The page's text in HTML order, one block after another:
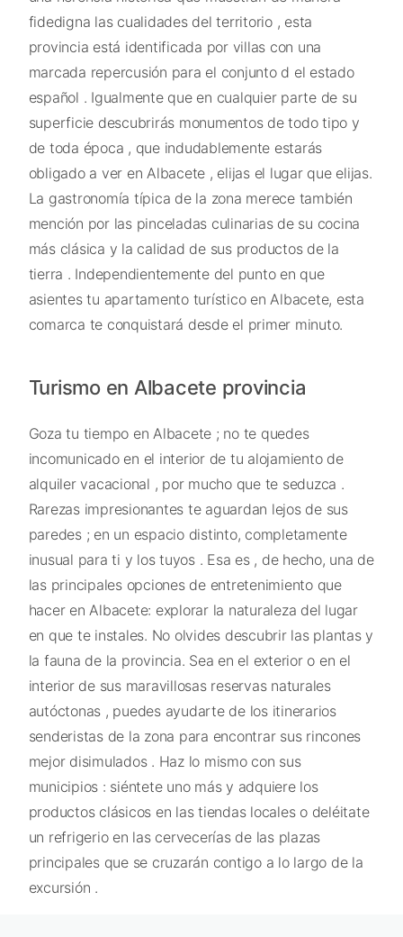
fidedigna las cualidades del territorio , esta
provincia está identificada por villas con una
marcada repercusión para el conjunto d el estado
español . Igualmente que en cualquier parte de su
superficie descubrirás monumentos de todo tipo y
de toda época , que indudablemente estarás
obligado a ver en Albacete , elijas el lugar que elijas.
La gastronomía típica de la zona merece también
mención por las pinceladas culinarias de su cocina
más clásica y la calidad de sus productos de la
tierra . Independientemente del punto en que
asientes tu apartamento turístico en Albacete, esta
comarca te conquistará desde el primer minuto.
Turismo en Albacete provincia
Goza tu tiempo en Albacete ; no te quedes
incomunicado en el interior de tu alojamiento de
alquiler vacacional , por mucho que te seduzca .
Rarezas impresionantes te aguardan lejos de sus
paredes ; en un espacio distinto, completamente
inusual para ti y los tuyos . Esa es , de hecho, una de
las principales opciones de entretenimiento que
hacer en Albacete: explorar la naturaleza del lugar
en que te instales. No olvides descubrir las plantas y
la fauna de la provincia. Sea en el exterior o en el
interior de sus maravillosas reservas naturales
autóctonas , puedes ayudarte de los itinerarios
senderistas de la zona para encontrar sus rincones
mejor disimulados . Haz lo mismo con sus
municipios : siéntete uno más y adquiere los
productos clásicos en las tiendas locales o deléitate
un refrigerio en las cervecerías de las plazas
principales que se cruzarán contigo a lo largo de la
excursión .